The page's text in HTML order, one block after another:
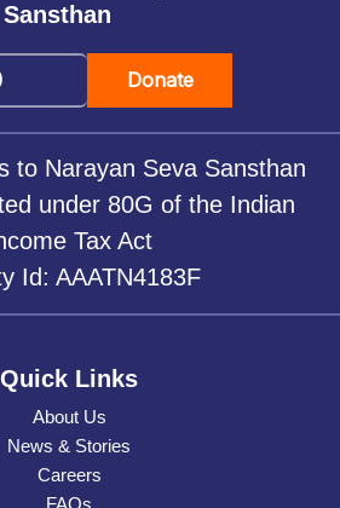
Sansthan
Donate
to Narayan Seva Sansthan
under 80G of the Indian
Tax Act
Id: AAATN4183F
Quick Links
About Us
News & Stories
Careers
FAQs